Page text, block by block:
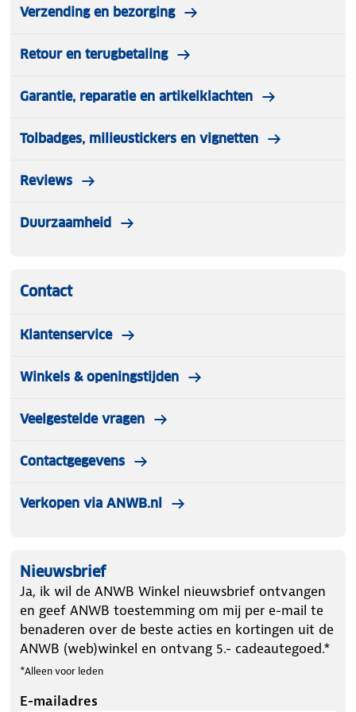
Verzending en bezorging
Retour en terugbetaling
Garantie, reparatie en artikelklachten
Tolbadges, milieustickers en vignetten
Reviews
Duurzaamheid
Contact
Klantenservice
Winkels & openingstijden
Veelgestelde vragen
Contactgegevens
Verkopen via ANWB.nl
Nieuwsbrief
Ja, ik wil de ANWB Winkel nieuwsbrief ontvangen
en geef ANWB toestemming om mij per e-mail te
benaderen over de beste acties en kortingen uit de
ANWB (web)winkel en ontvang 5.- cadeautegoed.*
*Alleen voor leden
E-mailadres